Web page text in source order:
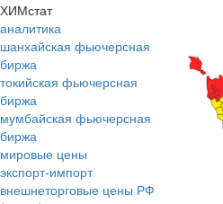
ХИМстат
аналитика
шанхайская фьючерсная
биржа
токийская фьючерсная
биржа
мумбайская фьючерсная
биржа
мировые цены
экспорт-импорт
внешнеторговые цены РФ